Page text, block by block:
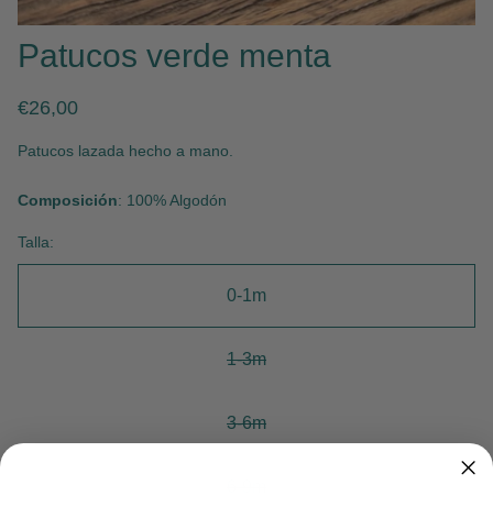
Patucos verde menta
Precio
€26,00
Patucos lazada hecho a mano.
Composición: 100% Algodón
Talla:
0-1m
1-3m
3-6m